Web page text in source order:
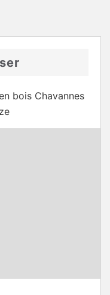
bois Chavannes